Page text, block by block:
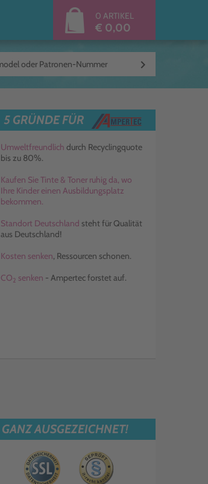
0 ARTIKEL
€ 0,00
keyboard_arrow_right
5 GRÜNDE FÜR
Umweltfreundlich durch Recyclingquote
bis zu 80%.
Kaufen Sie Tinte & Toner ruhig da, wo
Ihre Kinder einen Ausbildungsplatz
bekommen.
Standort Deutschland steht für Qualität
aus Deutschland!
Kosten senken, Ressourcen schonen.
CO2 senken - Ampertec forstet auf.
GANZ AUSGEZEICHNET!